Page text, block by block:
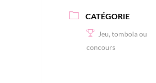
CATÉGORIE
Jeu, tombola ou
concours